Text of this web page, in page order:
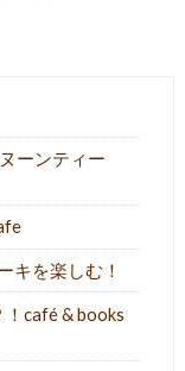
ーンティー
キを楽しむ！
café & books